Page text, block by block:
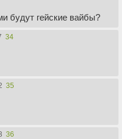
будут гейские вайбы?
34
35
36